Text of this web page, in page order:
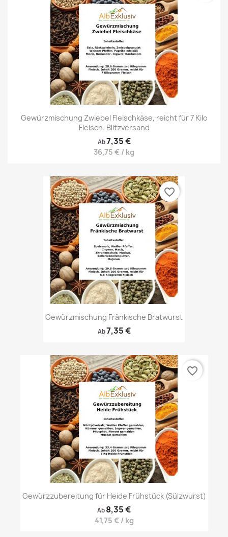
Gewürzmischung Zwiebel Fleischkäse, reicht für 7 Kilo
Fleisch. Blitzversand
Ab7,35 €
36,75 € / kg
Gewürzmischung Fränkische Bratwurst
Ab7,35 €
favorite_border
Gewürzzubereitung für Heide Frühstück (Sülzwurst)
Ab 8,35 €
41,75 € / kg
favorite_border